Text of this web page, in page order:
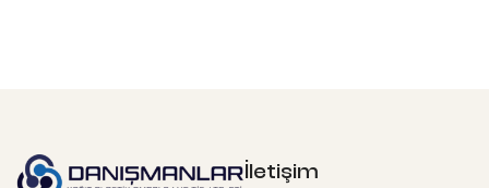
İletişim